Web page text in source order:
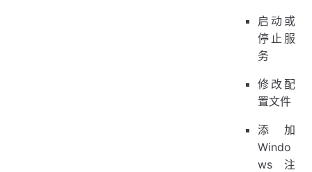
启动或
停止服
务
修改配
置文件
添加
Windo
ws 注